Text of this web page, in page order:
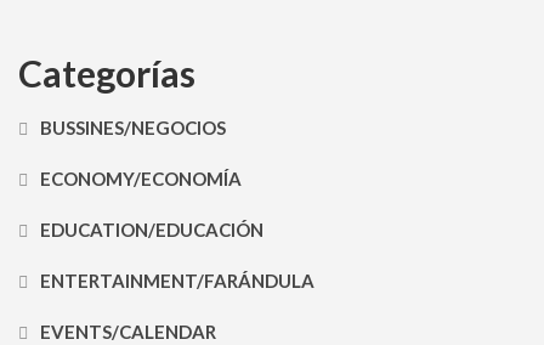
Categorías
BUSSINES/NEGOCIOS
ECONOMY/ECONOMÍA
EDUCATION/EDUCACIÓN
ENTERTAINMENT/FARÁNDULA
EVENTS/CALENDAR